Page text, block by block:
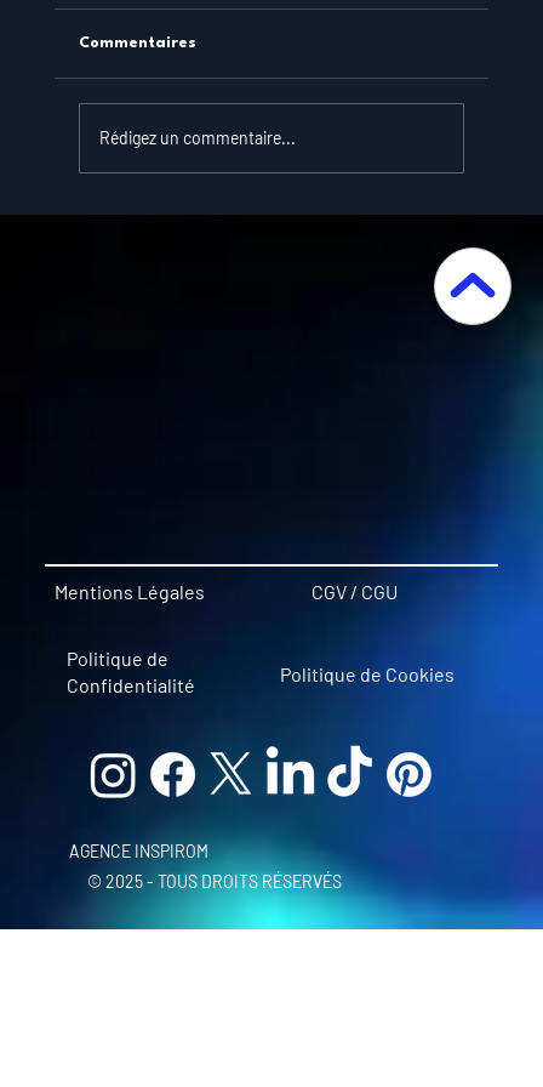
Performances Marketing : Optimisez Vos
Commentaires
Rédigez un commentaire...
Mentions Légales CGV / CGU
Politique de
Confidentialité
Politique de Cookies
AGENCE INSPIROM
© 2025 - TOUS DROITS RÉSERVÉS